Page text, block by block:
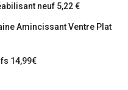
neuf 5,22 €
Amincissant Ventre Plat
14,99€